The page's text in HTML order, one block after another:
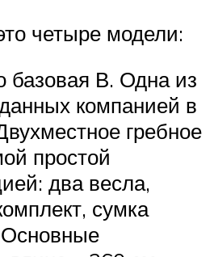
четыре модели:
базовая В. Одна из
компанией в
гребное
простой
два весла,
сумка
Основные